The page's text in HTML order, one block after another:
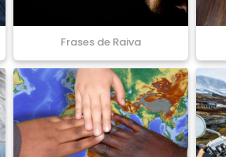
Frases de Raiva